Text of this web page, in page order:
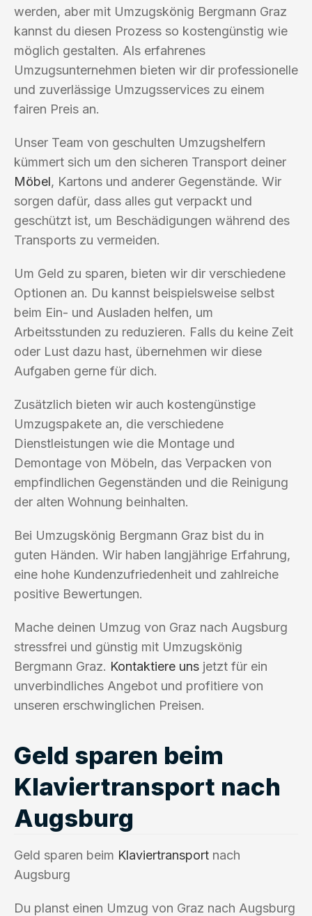
werden, aber mit Umzugskönig Bergmann Graz
kannst du diesen Prozess so kostengünstig wie
möglich gestalten. Als erfahrenes
Umzugsunternehmen bieten wir dir professionelle
und zuverlässige Umzugsservices zu einem
fairen Preis an.
Unser Team von geschulten Umzugshelfern
kümmert sich um den sicheren Transport deiner
Möbel, Kartons und anderer Gegenstände. Wir
sorgen dafür, dass alles gut verpackt und
geschützt ist, um Beschädigungen während des
Transports zu vermeiden.
Um Geld zu sparen, bieten wir dir verschiedene
Optionen an. Du kannst beispielsweise selbst
beim Ein- und Ausladen helfen, um
Arbeitsstunden zu reduzieren. Falls du keine Zeit
oder Lust dazu hast, übernehmen wir diese
Aufgaben gerne für dich.
Zusätzlich bieten wir auch kostengünstige
Umzugspakete an, die verschiedene
Dienstleistungen wie die Montage und
Demontage von Möbeln, das Verpacken von
empfindlichen Gegenständen und die Reinigung
der alten Wohnung beinhalten.
Bei Umzugskönig Bergmann Graz bist du in
guten Händen. Wir haben langjährige Erfahrung,
eine hohe Kundenzufriedenheit und zahlreiche
positive Bewertungen.
Mache deinen Umzug von Graz nach Augsburg
stressfrei und günstig mit Umzugskönig
Bergmann Graz. Kontaktiere uns jetzt für ein
unverbindliches Angebot und profitiere von
unseren erschwinglichen Preisen.
Geld sparen beim
Klaviertransport nach
Augsburg
Geld sparen beim Klaviertransport nach
Augsburg
Du planst einen Umzug von Graz nach Augsburg